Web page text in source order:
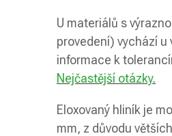
U materiálů s
provedení) vychází u
informace k
Nejčastější otázky.
Eloxovaný hliník je
mm, z důvodu